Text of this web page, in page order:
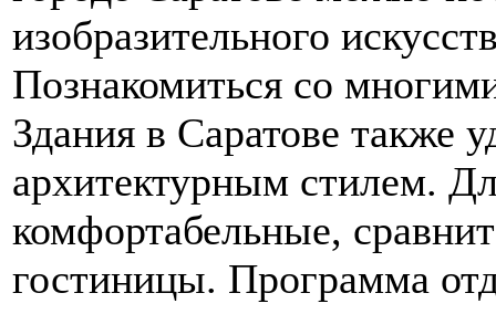
изобразительного
Познакомиться со
Здания в Саратове также
архитектурным стилем.
комфортабельные,
гостиницы. Программа